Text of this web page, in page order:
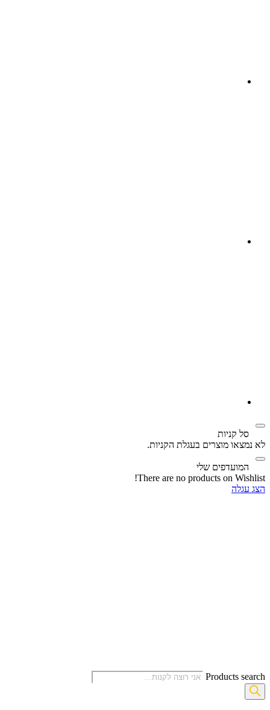
סל קניות‬
לא נמצאו מוצרים בעגלת הקניות.
המועדפים שלי
There are no products on Wishlist!
הצג עגלה
Products search